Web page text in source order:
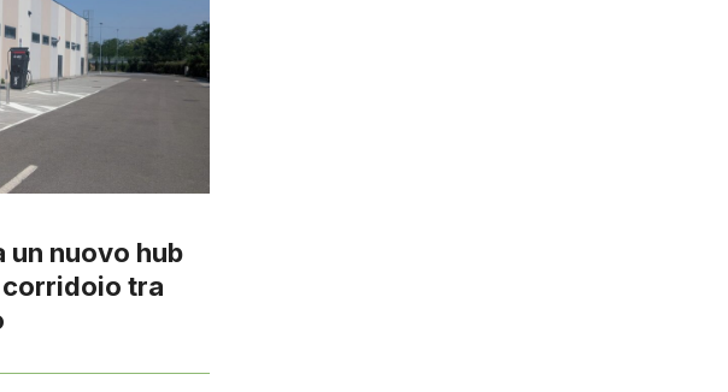
un nuovo hub
corridoio tra